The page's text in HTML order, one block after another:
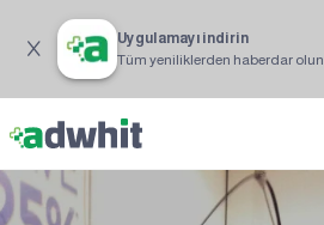
Uygulamayı indirin
Tüm yeniliklerden haberdar olun